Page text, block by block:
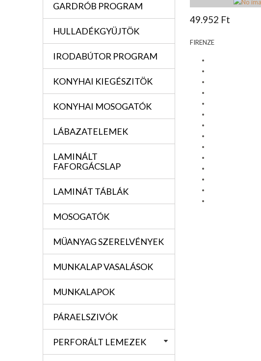
GARDRÓB PROGRAM
HULLADÉKGYÜJTÖK
IRODABÚTOR PROGRAM
KONYHAI KIEGÉSZITÖK
KONYHAI MOSOGATÓK
LÁBAZATELEMEK
LAMINÁLT
FAFORGÁCSLAP
LAMINÁT TÁBLÁK
MOSOGATÓK
MÜANYAG SZERELVÉNYEK
MUNKALAP VASALÁSOK
MUNKALAPOK
PÁRAELSZIVÓK
PERFORÁLT LEMEZEK
49.952 Ft
FIRENZE